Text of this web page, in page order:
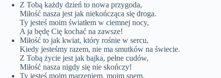
Z Tobą każdy dzień to nowa przygoda,
Miłość nasza jest jak niekończąca się droga.
Ty jesteś moim światłem w ciemnej nocy,
A ja będę Cię kochać na zawsze!
Miłość to jak kwiat, który rośnie w sercu,
Kiedy jesteśmy razem, nie ma smutków na świecie.
Z Tobą życie jest jak bajka, pełne cudów,
Miłość nasza nigdy się nie skończy!
Ty jesteś moim marzeniem, moim snem,